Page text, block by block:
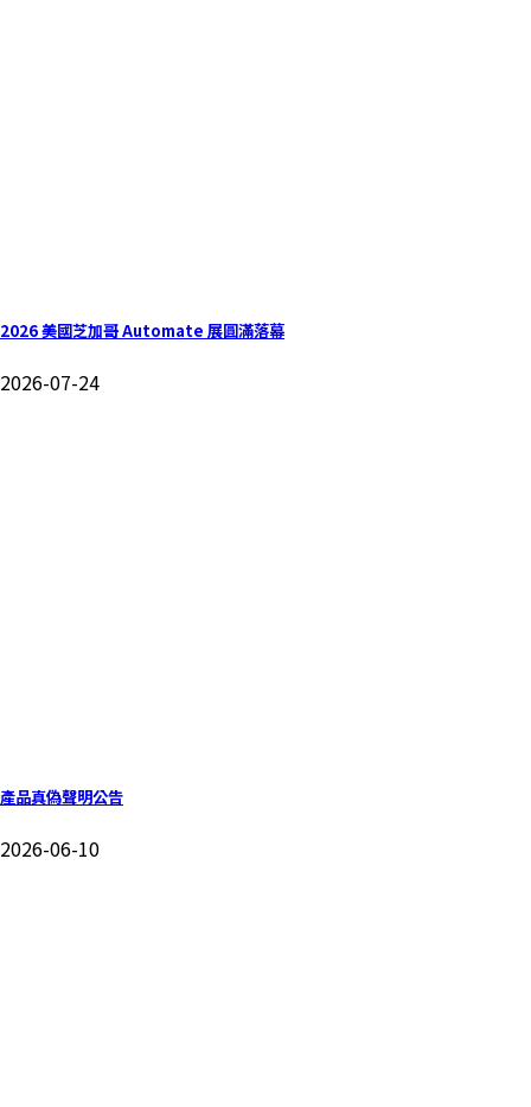
2026 美國芝加哥 Automate 展圓滿落幕
2026-07-24
產品真偽聲明公告
2026-06-10